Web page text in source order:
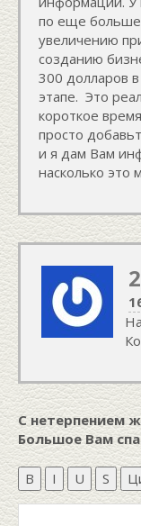
по еще
увеличению
созданию
300 долларов
этапе. Это
короткое
просто
и я дам Вам
насколько это
2
С нетерпением
Большое Вам
B I U S